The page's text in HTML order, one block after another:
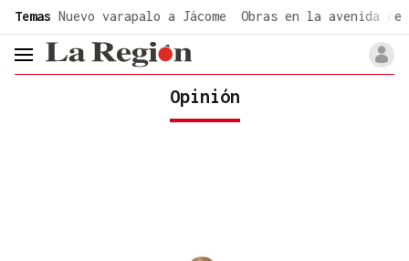
Temas Nuevo varapalo a Jácome Obras en la avenida de
header.menu.open
Opinión